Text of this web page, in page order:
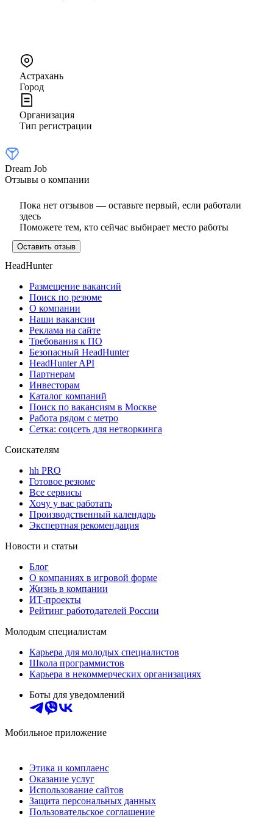
Астрахань
Город
Организация
Тип регистрации
Dream Job
Отзывы о компании
Пока нет отзывов — оставьте первый, если работали
здесь
Поможете тем, кто сейчас выбирает место работы
Оставить отзыв
HeadHunter
Размещение вакансий
Поиск по резюме
О компании
Наши вакансии
Реклама на сайте
Требования к ПО
Безопасный HeadHunter
HeadHunter API
Партнерам
Инвесторам
Каталог компаний
Поиск по вакансиям в Москве
Работа рядом с метро
Сетка: соцсеть для нетворкинга
Соискателям
hh PRO
Готовое резюме
Все сервисы
Хочу у вас работать
Производственный календарь
Экспертная рекомендация
Новости и статьи
Блог
О компаниях в игровой форме
Жизнь в компании
ИТ-проекты
Рейтинг работодателей России
Молодым специалистам
Карьера для молодых специалистов
Школа программистов
Карьера в некоммерческих организациях
Боты для уведомлений
Мобильное приложение
Этика и комплаенс
Оказание услуг
Использование сайтов
Защита персональных данных
Пользовательское соглашение